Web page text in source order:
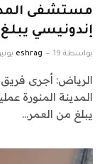
مستشفى
إندونيسي يبلغ من
بواسطة eshrag 19 يونيو، 2023
الرياض: أجرى
المدينة المنورة
يبلغ من العمر…